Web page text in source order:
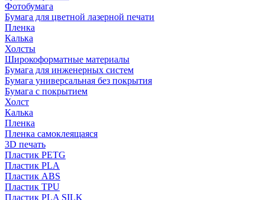
Фотобумага
Бумага для цветной лазерной печати
Пленка
Калька
Холсты
Широкоформатные материалы
Бумага для инженерных систем
Бумага универсальная без покрытия
Бумага с покрытием
Холст
Калька
Пленка
Пленка самоклеящаяся
3D печать
Пластик PETG
Пластик PLA
Пластик ABS
Пластик TPU
Пластик PLA SILK